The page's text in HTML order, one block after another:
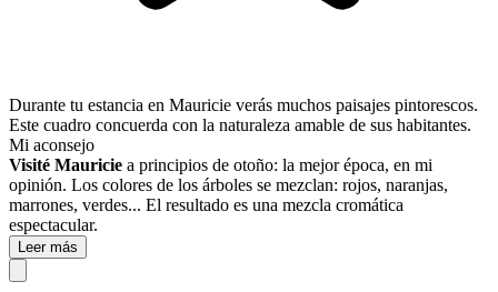
Durante tu estancia en Mauricie verás muchos paisajes pintorescos.
Este cuadro concuerda con la naturaleza amable de sus habitantes.
Mi aconsejo
Visité Mauricie a principios de otoño: la mejor época, en mi
opinión. Los colores de los árboles se mezclan: rojos, naranjas,
marrones, verdes... El resultado es una mezcla cromática
espectacular.
Leer más